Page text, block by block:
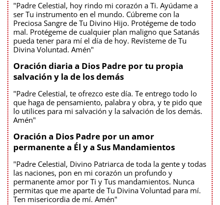
"Padre Celestial, hoy rindo mi corazón a Ti. Ayúdame a
ser Tu instrumento en el mundo. Cúbreme con la
Preciosa Sangre de Tu Divino Hijo. Protégeme de todo
mal. Protégeme de cualquier plan maligno que Satanás
pueda tener para mí el día de hoy. Revísteme de Tu
Divina Voluntad. Amén"
Oración diaria a Dios Padre por tu propia
salvación y la de los demás
"Padre Celestial, te ofrezco este día. Te entrego todo lo
que haga de pensamiento, palabra y obra, y te pido que
lo utilices para mi salvación y la salvación de los demás.
Amén"
Oración a Dios Padre por un amor
permanente a Él y a Sus Mandamientos
"Padre Celestial, Divino Patriarca de toda la gente y todas
las naciones, pon en mi corazón un profundo y
permanente amor por Ti y Tus mandamientos. Nunca
permitas que me aparte de Tu Divina Voluntad para mí.
Ten misericordia de mí. Amén"